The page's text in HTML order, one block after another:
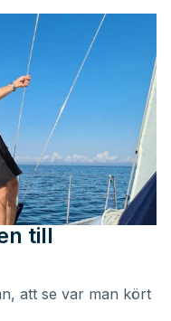
till
att se var man kört